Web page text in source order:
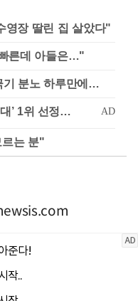
영장 딸린 집 살았다"
른데 아들은…"
기 분노 하루만에…
는 분"